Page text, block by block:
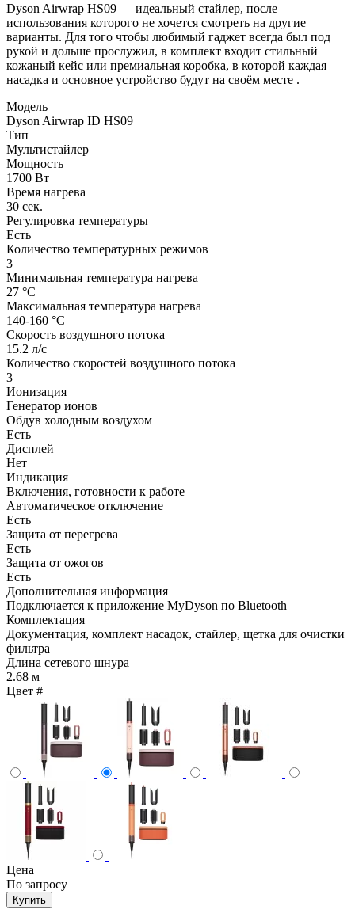
Dyson Airwrap HS09 — идеальный стайлер, после
использования которого не хочется смотреть на другие
варианты. Для того чтобы любимый гаджет всегда был под
рукой и дольше прослужил, в комплект входит стильный
кожаный кейс или премиальная коробка, в которой каждая
насадка и основное устройство будут на своём месте .
Модель
Dyson Airwrap ID HS09
Тип
Мультистайлер
Мощность
1700 Вт
Время нагрева
30 сек.
Регулировка температуры
Есть
Количество температурных режимов
3
Минимальная температура нагрева
27 °C
Максимальная температура нагрева
140-160 °C
Скорость воздушного потока
15.2 л/с
Количество скоростей воздушного потока
3
Ионизация
Генератор ионов
Обдув холодным воздухом
Есть
Дисплей
Нет
Индикация
Включения, готовности к работе
Автоматическое отключение
Есть
Защита от перегрева
Есть
Защита от ожогов
Есть
Дополнительная информация
Подключается к приложение MyDyson по Bluetooth
Комплектация
Документация, комплект насадок, стайлер, щетка для очистки
фильтра
Длина сетевого шнура
2.68 м
Цвет #
Цена
По запросу
Купить